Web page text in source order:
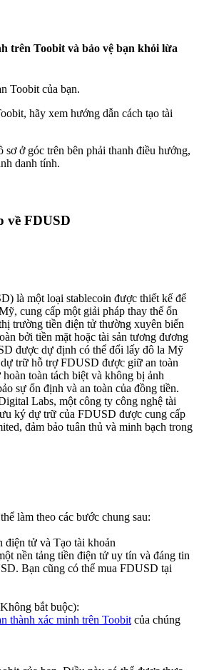
trên Toobit và bảo vệ bạn khỏi lừa
Toobit của bạn.
hãy xem hướng dẫn cách tạo tài
sơ ở góc trên bên phải thanh điều hướng,
danh tính.
về FDUSD
là một loại stablecoin được thiết kế để
cung cấp một giải pháp thay thế ổn
trường tiền điện tử thường xuyên biến
bởi tiền mặt hoặc tài sản tương đương
được dự định có thể đổi lấy đô la Mỹ
trữ hỗ trợ FDUSD được giữ an toàn
toàn tách biệt và không bị ảnh
sự ổn định và an toàn của đồng tiền.
Labs, một công ty công nghệ tài
ký dự trữ của FDUSD được cung cấp
đảm bảo tuân thủ và minh bạch trong
làm theo các bước chung sau:
điện tử và Tạo tài khoản
nền tảng tiền điện tử uy tín và đáng tin
Bạn cũng có thể mua FDUSD tại
bắt buộc):
thành xác minh trên Toobit của chúng